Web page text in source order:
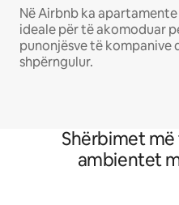
Në Airbnb ka
ideale për të akomoduar
punonjësve të kompanive
shpërngulur.
Shërbimet
ambientet